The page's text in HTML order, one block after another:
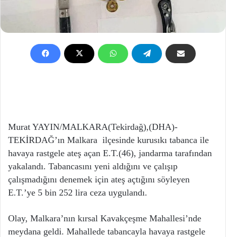
Murat YAYIN/MALKARA(Tekirdağ),(DHA)-
TEKİRDAĞ’ın Malkara ilçesinde kurusıkı tabanca ile
havaya rastgele ateş açan E.T.(46), jandarma tarafından
yakalandı. Tabancasını yeni aldığını ve çalışıp
çalışmadığını denemek için ateş açtığını söyleyen
E.T.’ye 5 bin 252 lira ceza uygulandı.
Olay, Malkara’nın kırsal Kavakçeşme Mahallesi’nde
meydana geldi. Mahallede tabancayla havaya rastgele